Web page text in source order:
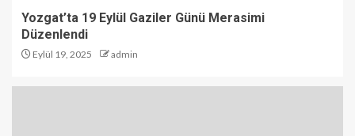
Yozgat’ta 19 Eylül Gaziler Günü Merasimi
Düzenlendi
Eylül 19, 2025 admin